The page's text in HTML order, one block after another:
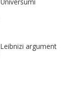
Leibnizi argument